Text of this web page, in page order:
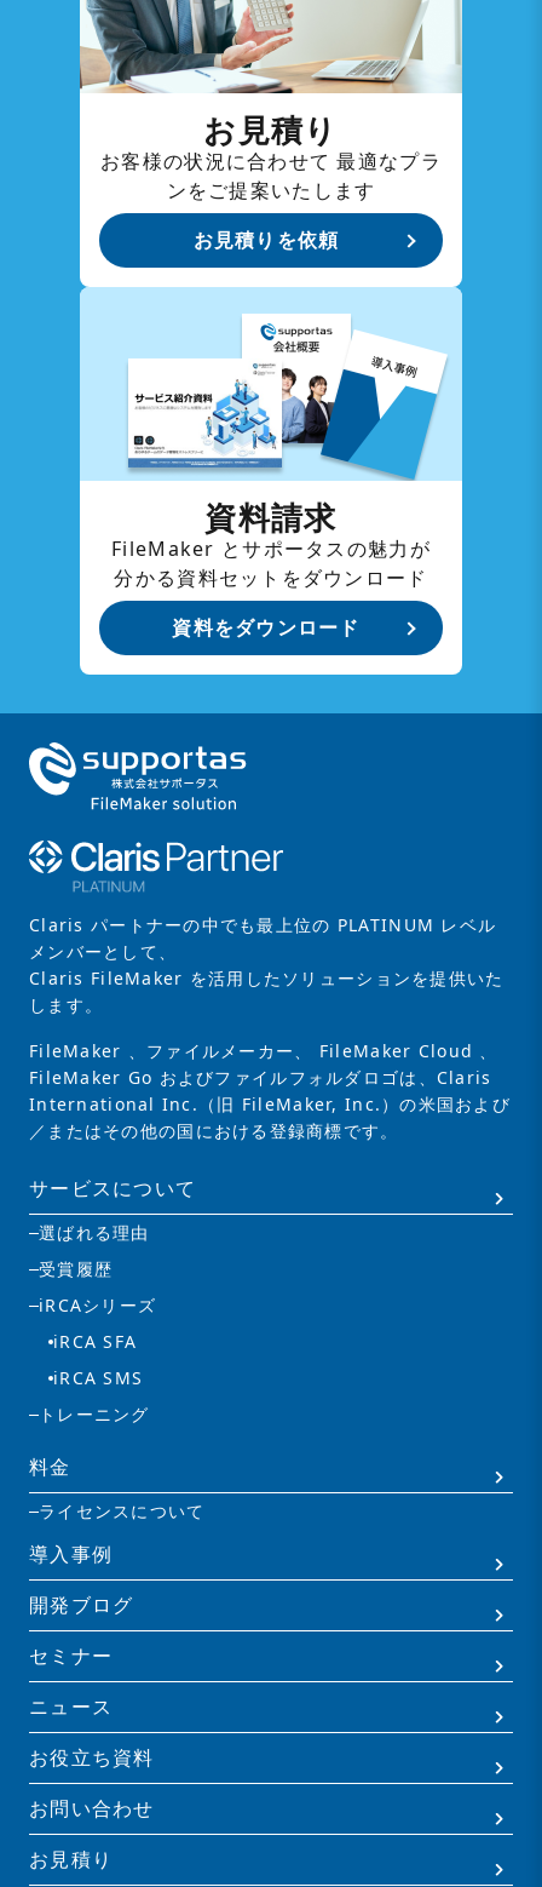
お見積り
お客様の状況に合わせて 最適なプラ
ンをご提案いたします
お見積りを依頼
資料請求
FileMaker とサポータスの魅力が
分かる資料セットをダウンロード
資料をダウンロード
Claris パートナーの中でも最上位の PLATINUM レベル
メンバーとして、
Claris FileMaker を活用したソリューションを提供いた
します。
FileMaker 、ファイルメーカー、 FileMaker Cloud 、
FileMaker Go およびファイルフォルダロゴは、Claris
International Inc.（旧 FileMaker, Inc.）の米国および
／またはその他の国における登録商標です。
サービスについて
選ばれる理由
受賞履歴
iRCAシリーズ
iRCA SFA
iRCA SMS
トレーニング
料金
ライセンスについて
導入事例
開発ブログ
セミナー
ニュース
お役立ち資料
お問い合わせ
お見積り